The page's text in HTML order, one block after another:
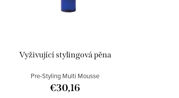
Vyživující stylingová pěna
Pre-Styling Multi Mousse
€30,16